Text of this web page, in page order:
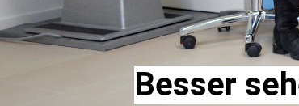
Besser